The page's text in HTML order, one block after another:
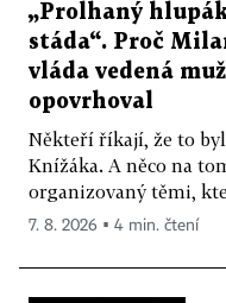
„Prolhaný
stáda“. Proč
vláda vedená
opovrhoval
Někteří říkají, že to
Knížáka. A něco na
organizovaný těmi,
7. 8. 2026 ▪ 4 min. čtení